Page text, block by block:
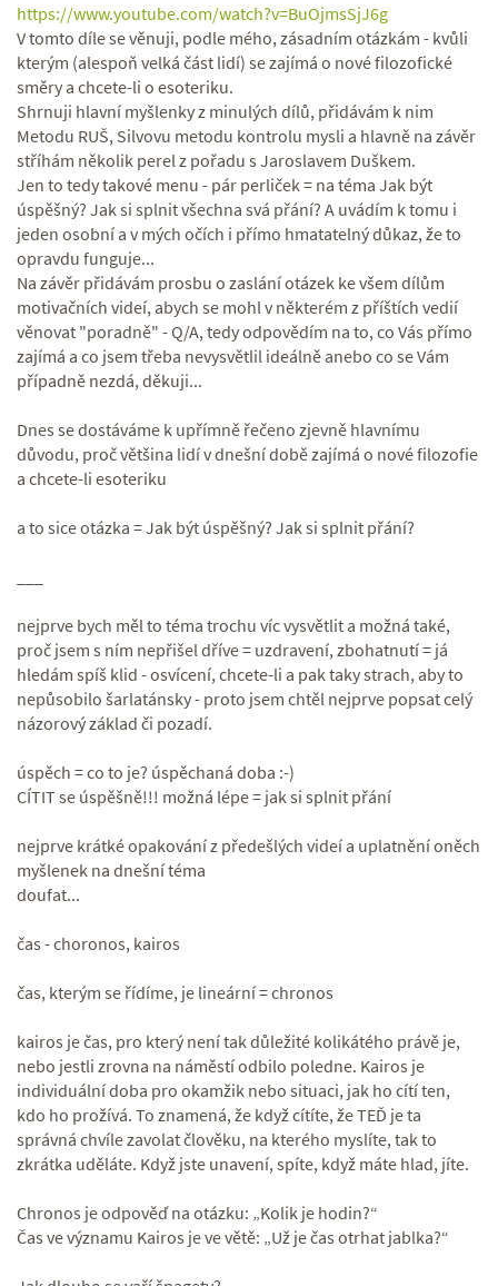
https://www.youtube.com/watch?v=BuOjmsSjJ6g
V tomto díle se věnuji, podle mého, zásadním otázkám - kvůli
kterým (alespoň velká část lidí) se zajímá o nové filozofické
směry a chcete-li o esoteriku.
Shrnuji hlavní myšlenky z minulých dílů, přidávám k nim
Metodu RUŠ, Silvovu metodu kontrolu mysli a hlavně na závěr
stříhám několik perel z pořadu s Jaroslavem Duškem.
Jen to tedy takové menu - pár perliček = na téma Jak být
úspěšný? Jak si splnit všechna svá přání? A uvádím k tomu i
jeden osobní a v mých očích i přímo hmatatelný důkaz, že to
opravdu funguje...
Na závěr přidávám prosbu o zaslání otázek ke všem dílům
motivačních videí, abych se mohl v některém z příštích vedií
věnovat "poradně" - Q/A, tedy odpovědím na to, co Vás přímo
zajímá a co jsem třeba nevysvětlil ideálně anebo co se Vám
případně nezdá, děkuji...
Dnes se dostáváme k upřímně řečeno zjevně hlavnímu
důvodu, proč většina lidí v dnešní době zajímá o nové filozofie
a chcete-li esoteriku
a to sice otázka = Jak být úspěšný? Jak si splnit přání?
nejprve bych měl to téma trochu víc vysvětlit a možná také,
proč jsem s ním nepřišel dříve = uzdravení, zbohatnutí = já
hledám spíš klid - osvícení, chcete-li a pak taky strach, aby to
nepůsobilo šarlatánsky - proto jsem chtěl nejprve popsat celý
názorový základ či pozadí.
úspěch = co to je? úspěchaná doba :-)
CÍTIT se úspěšně!!! možná lépe = jak si splnit přání
nejprve krátké opakování z předešlých videí a uplatnění oněch
myšlenek na dnešní téma
doufat...
čas - choronos, kairos
čas, kterým se řídíme, je lineární = chronos
kairos je čas, pro který není tak důležité kolikátého právě je,
nebo jestli zrovna na náměstí odbilo poledne. Kairos je
individuální doba pro okamžik nebo situaci, jak ho cítí ten,
kdo ho prožívá. To znamená, že když cítíte, že TEĎ je ta
správná chvíle zavolat člověku, na kterého myslíte, tak to
zkrátka uděláte. Když jste unavení, spíte, když máte hlad, jíte.
Chronos je odpověď na otázku: „Kolik je hodin?“
Čas ve významu Kairos je ve větě: „Už je čas otrhat jablka?“